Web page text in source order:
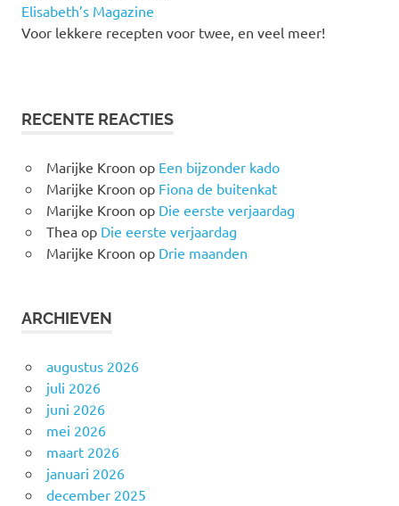
Elisabeth’s Magazine
Voor lekkere recepten voor twee, en veel meer!
RECENTE REACTIES
Marijke Kroon op Een bijzonder kado
Marijke Kroon op Fiona de buitenkat
Marijke Kroon op Die eerste verjaardag
Theaop Die eerste verjaardag
Marijke Kroon op Drie maanden
ARCHIEVEN
augustus 2026
juli 2026
juni 2026
mei 2026
maart 2026
januari 2026
december 2025